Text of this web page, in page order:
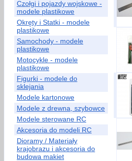
Czołgi i pojazdy wojskowe -
modele plastikowe
Okręty i Statki - modele
plastikowe
Samochody - modele
plastikowe
Motocykle - modele
plastikowe
Figurki - modele do
sklejania
Modele kartonowe
Modele z drewna, szybowce
Modele sterowane RC
Akcesoria do modeli RC
Dioramy / Materiały
krajobrazu i akcesoria do
budowa makiet